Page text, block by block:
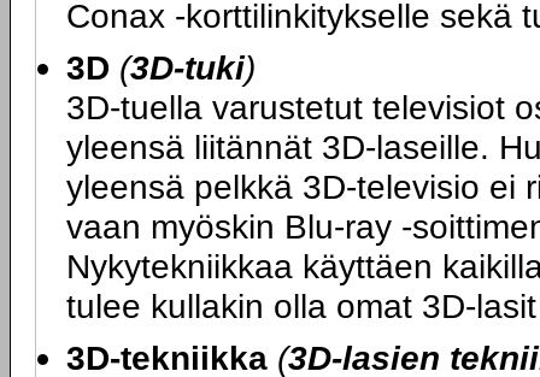
Conax -korttilinkitykselle sekä
3D (3D-tuki)
3D-tuella varustetut televisiot
yleensä liitännät 3D-laseille.
yleensä pelkkä 3D-televisio ei
vaan myöskin Blu-ray -
Nykytekniikkaa käyttäen
tulee kullakin olla omat 3D-
3D-tekniikka (3D-lasien